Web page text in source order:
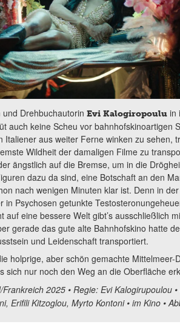
Drehbuchautorin Evi Kalogiropouluin
auch keine Scheu vor bahnhofskinoartigen
Italiener aus weiter Ferne winken zu sehen,
Wildheit der damaligen Filme zu
ängstlich auf die Bremse, um in die
dazu da sind, eine Botschaft an den
nach wenigen Minuten klar ist. Denn in
in Psychosen getunkte
auf eine bessere Welt gibt’s ausschließlich
gerade das gute alte Bahnhofskino hatte
und Leidenschaft transportiert.
holprige, aber schön gemachte Mittelmeer-
sich nur noch den Weg an die Oberfläche
2025 • Regie: Evi Kalogirupoulou
Erifili Kitzoglou, Myrto Kontoni • im Kino •